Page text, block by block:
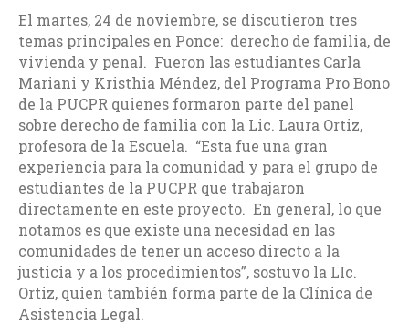
El martes, 24 de noviembre, se discutieron tres
temas principales en Ponce: derecho de familia, de
vivienda y penal. Fueron las estudiantes Carla
Mariani y Kristhia Méndez, del Programa Pro Bono
de la PUCPR quienes formaron parte del panel
sobre derecho de familia con la Lic. Laura Ortiz,
profesora de la Escuela. “Esta fue una gran
experiencia para la comunidad y para el grupo de
estudiantes de la PUCPR que trabajaron
directamente en este proyecto. En general, lo que
notamos es que existe una necesidad en las
comunidades de tener un acceso directo a la
justicia y a los procedimientos”, sostuvo la LIc.
Ortiz, quien también forma parte de la Clínica de
Asistencia Legal.